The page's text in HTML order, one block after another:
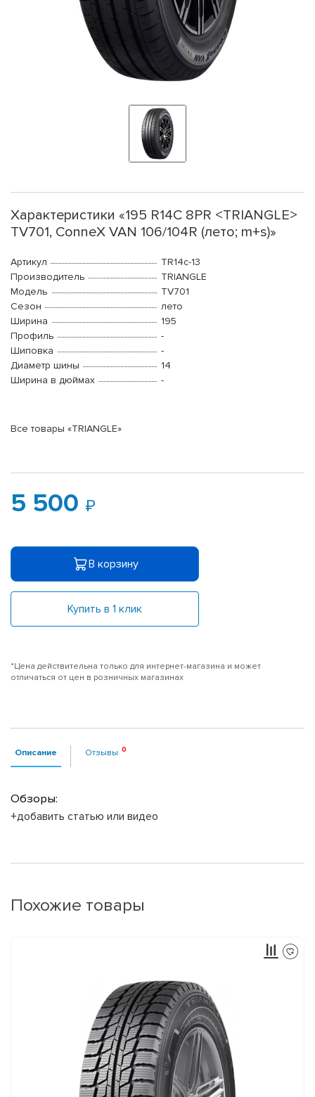
Характеристики «195 R14C 8PR <TRIANGLE>
TV701, ConneX VAN 106/104R (лето; m+s)»
Артикул
TR14c-13
Производитель
TRIANGLE
Модель
TV701
Сезон
лето
Ширина
195
Профиль
-
Шиповка
-
Диаметр шины
14
Ширина в дюймах
-
Все товары «TRIANGLE»
5 500
В корзину
Купить в 1 клик
*Цена действительна только для интернет-магазина и может
отличаться от цен в розничных магазинах
Описание Отзывы
Обзоры:
+добавить статью или видео
Похожие товары